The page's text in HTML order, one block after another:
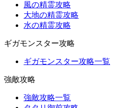
風の精霊攻略
大地の精霊攻略
水の精霊攻略
ギガモンスター攻略
ギガモンスター攻略一覧
強敵攻略
強敵攻略一覧